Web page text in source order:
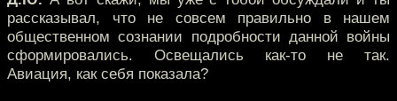
рассказывал, что не совсем правильно в нашем
общественном сознании подробности данной войны
сформировались. Освещались как-то не так.
Авиация, как себя показала?